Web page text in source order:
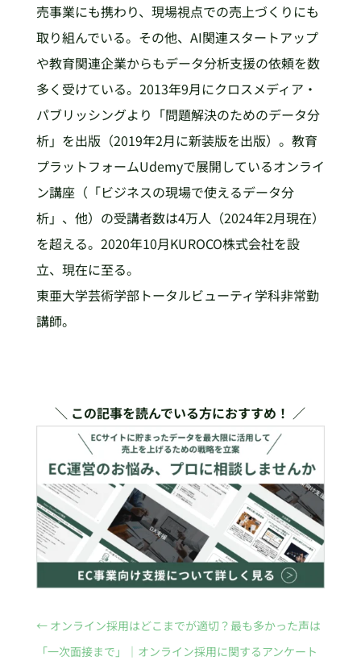
売事業にも携わり、現場視点での売上づくりにも
取り組んでいる。その他、AI関連スタートアップ
や教育関連企業からもデータ分析支援の依頼を数
多く受けている。2013年9月にクロスメディア・
パブリッシングより「問題解決のためのデータ分
析」を出版（2019年2月に新装版を出版）。教育
プラットフォームUdemyで展開しているオンライ
ン講座（「ビジネスの現場で使えるデータ分
析」、他）の受講者数は4万人（2024年2月現在）
を超える。2020年10月KUROCO株式会社を設
立、現在に至る。
東亜大学芸術学部トータルビューティ学科非常勤
講師。
＼ この記事を読んでいる方におすすめ！ ／
← オンライン採用はどこまでが適切？最も多かった声は
「一次面接まで」｜オンライン採用に関するアンケート